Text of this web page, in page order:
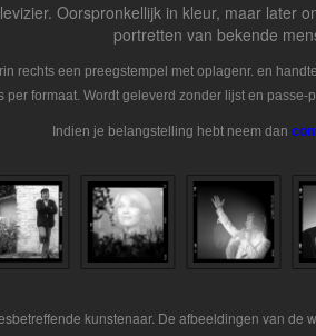
Oorspronkellijk in kleur, maar later
portretten van bekende
rechts een preegstempel met oplagenr. en
formaat. Wordt geleverd zonder lijst en passe-
Indien je belangstelling hebt neem dan
kunstenaar. De afbeeldingen van de